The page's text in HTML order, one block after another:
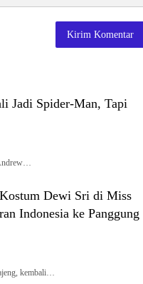
Jadi Spider-Man, Tapi
Dewi Sri di Miss
Indonesia ke Panggung
kembali…